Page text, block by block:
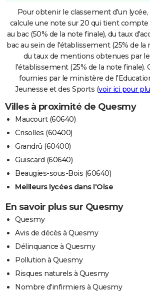
Pour obtenir le classement d'un
calcule une note sur 20 qui tient compte
au bac (50% de la note finale), du taux
bac au sein de l'établissement (25% de la
du taux de mentions obtenues par
l'établissement (25% de la note finale).
fournies par le ministère de
Jeunesse et des Sports (voir ici pour
Villes à proximité de Quesmy
Maucourt (60640)
Crisolles (60400)
Grandrû (60400)
Guiscard (60640)
Beaugies-sous-Bois (60640)
Meilleurs lycées dans l'Oise
En savoir plus sur Quesmy
Quesmy
Avis de décès à Quesmy
Délinquance à Quesmy
Pollution à Quesmy
Risques naturels à Quesmy
Nombre d'infirmiers à Quesmy